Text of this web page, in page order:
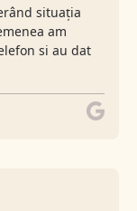
situația
am
si au dat